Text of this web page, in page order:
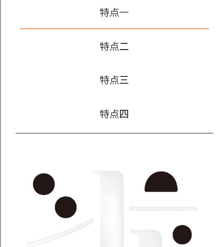
特点一
特点二
特点三
特点四